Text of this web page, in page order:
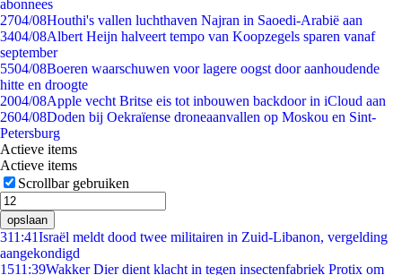
abonnees
2704/08Houthi's vallen luchthaven Najran in Saoedi-Arabië aan
3404/08Albert Heijn halveert tempo van Koopzegels sparen vanaf
september
5504/08Boeren waarschuwen voor lagere oogst door aanhoudende
hitte en droogte
2004/08Apple vecht Britse eis tot inbouwen backdoor in iCloud aan
2604/08Doden bij Oekraïense droneaanvallen op Moskou en Sint-
Petersburg
Actieve items
Actieve items
Scrollbar gebruiken
opslaan
311:41Israël meldt dood twee militairen in Zuid-Libanon, vergelding
aangekondigd
1511:39Wakker Dier dient klacht in tegen insectenfabriek Protix om